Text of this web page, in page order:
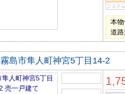
本
道
霧島市隼人町神宮5丁目14‐2